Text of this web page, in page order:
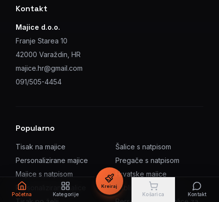
Kontakt
Majice d.o.o.
Franje Starea 10
42000 Varaždin, HR
majice.hr@gmail.com
091/505-4454
Popularno
Tisak na majice
Personalizirane majice
Majice s natpisom
Personalizirane šalice
Šalice s natpisom
Pregače s natpisom
Hrvatske majice
Tablice s imenom
Početna Kategorije
Kreiraj
Košarica Kontakt